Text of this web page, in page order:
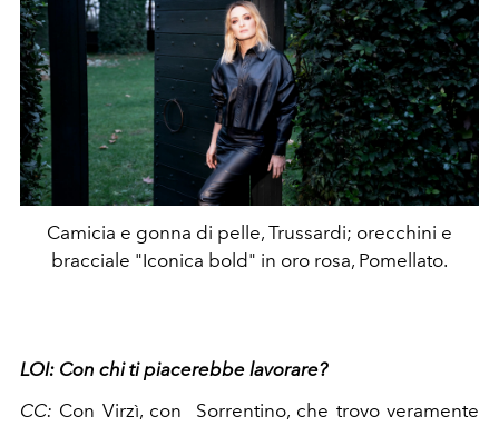
Camicia e gonna di pelle, Trussardi; orecchini e
bracciale "Iconica bold" in oro rosa, Pomellato.
LOI: Con chi ti piacerebbe lavorare?
CC: Con Virzì, con Sorrentino, che trovo veramente